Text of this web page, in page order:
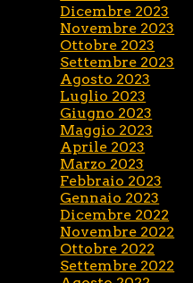
Dicembre 2023
Novembre 2023
Ottobre 2023
Settembre 2023
Agosto 2023
Luglio 2023
Giugno 2023
Maggio 2023
Aprile 2023
Marzo 2023
Febbraio 2023
Gennaio 2023
Dicembre 2022
Novembre 2022
Ottobre 2022
Settembre 2022